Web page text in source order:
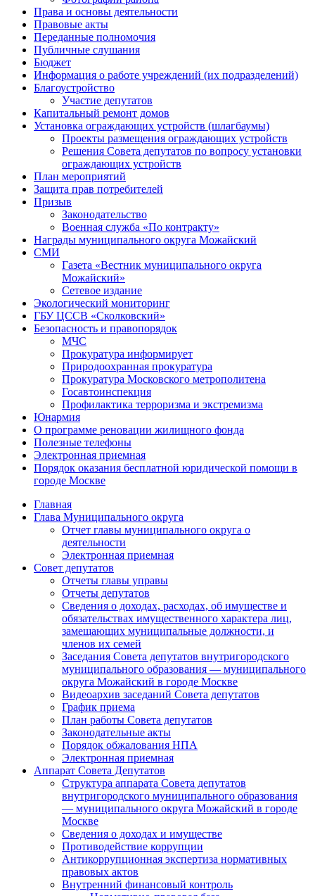
Права и основы деятельности
Правовые акты
Переданные полномочия
Публичные слушания
Бюджет
Информация о работе учреждений (их подразделений)
Благоустройство
Участие депутатов
Капитальный ремонт домов
Установка ограждающих устройств (шлагбаумы)
Проекты размещения ограждающих устройств
Решения Совета депутатов по вопросу установки
ограждающих устройств
План мероприятий
Защита прав потребителей
Призыв
Законодательство
Военная служба «По контракту»
Награды муниципального округа Можайский
СМИ
Газета «Вестник муниципального округа
Можайский»
Сетевое издание
Экологический мониторинг
ГБУ ЦССВ «Сколковский»
Безопасность и правопорядок
МЧС
Прокуратура информирует
Природоохранная прокуратура
Прокуратура Московского метрополитена
Госавтоинспекция
Профилактика терроризма и экстремизма
Юнармия
О программе реновации жилищного фонда
Полезные телефоны
Электронная приемная
Порядок оказания бесплатной юридической помощи в
городе Москве
Главная
Глава Муниципального округа
Отчет главы муниципального округа о
деятельности
Электронная приемная
Совет депутатов
Отчеты главы управы
Отчеты депутатов
Сведения о доходах, расходах, об имуществе и
обязательствах имущественного характера лиц,
замещающих муниципальные должности, и
членов их семей
Заседания Совета депутатов внутригородского
муниципального образования — муниципального
округа Можайский в городе Москве
Видеоархив заседаний Совета депутатов
График приема
План работы Совета депутатов
Законодательные акты
Порядок обжалования НПА
Электронная приемная
Аппарат Совета Депутатов
Структура аппарата Совета депутатов
внутригородского муниципального образования
— муниципального округа Можайский в городе
Москве
Сведения о доходах и имуществе
Противодействие коррупции
Антикоррупционная экспертиза нормативных
правовых актов
Внутренний финансовый контроль